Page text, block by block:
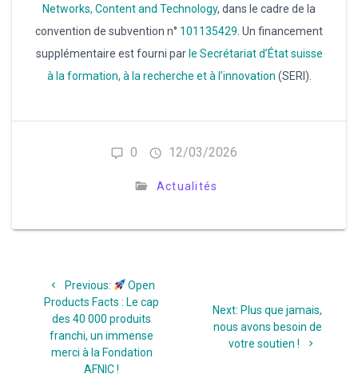
Networks, Content and Technology, dans le cadre de la
convention de subvention n° 101135429 . Un financement
supplémentaire est fourni par le Secrétariat d’État suisse
à la formation, à la recherche et à l’innovation (SERI).
0 12/03/2026
Actualités
de
l’article
Previous: Previous
post:
Open
Products Facts : Le cap
des 40 000 produits
franchi, un immense
merci à la Fondation
AFNIC !
Next: Next
post:
Plus que jamais,
nous avons besoin de
votre soutien !